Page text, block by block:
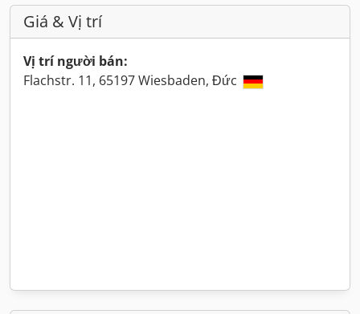
Giá & Vị trí
Vị trí người bán:
Flachstr. 11, 65197 Wiesbaden, Đức